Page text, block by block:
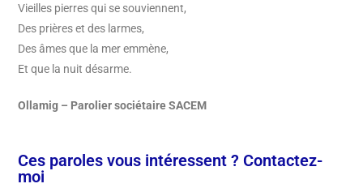
Vieilles pierres qui se souviennent,
Des prières et des larmes,
Des âmes que la mer emmène,
Et que la nuit désarme.
Ollamig – Parolier sociétaire SACEM
Ces paroles vous intéressent ? Contactez-
moi